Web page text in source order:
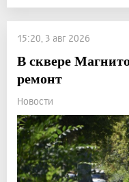
15:20, 3 авг 2026
В сквере
ремонт
Новости